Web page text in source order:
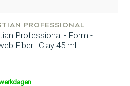
PROFESSIONAL
Professional - Form -
Fiber | Clay 45 ml